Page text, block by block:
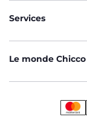
Services
Le monde Chicco